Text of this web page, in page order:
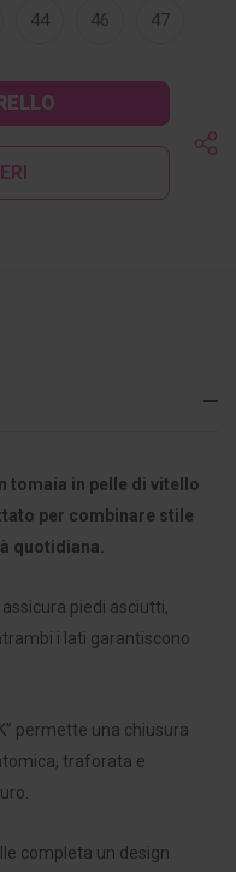
44 46 47
tomaia in pelle di vitello
per combinare stile
quotidiana.
piedi asciutti,
i lati garantiscono
permette una chiusura
traforata e
completa un design